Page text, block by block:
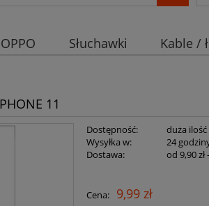
OPPO Słuchawki Kable /
11
Dostępność:
duża ilość
Wysyłka w:
24
Dostawa:
od 9,90 zł
płatności
Cena: 9,99 zł